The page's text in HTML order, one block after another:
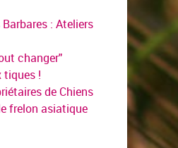
: Ateliers
changer"
!
de Chiens
frelon asiatique